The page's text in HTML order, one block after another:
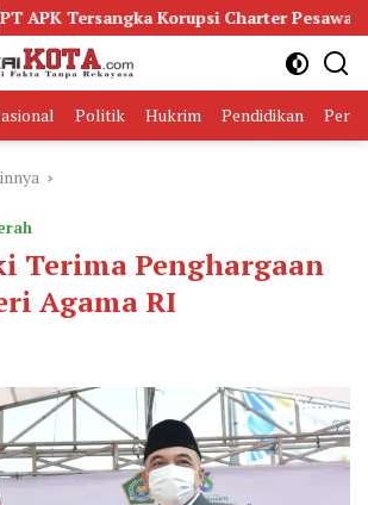
Korupsi Charter Pesawat
Politik Hukrim Pendidikan
Terima Penghargaan
Agama RI